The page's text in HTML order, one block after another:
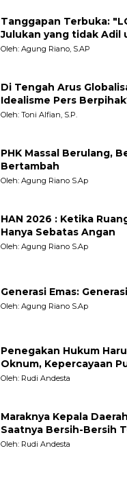
Tanggapan Terbuka:
Julukan yang tidak Adil untuk Wartawan,
Pengamat dan LSM
Oleh: Agung Riano, S.AP
Di Tengah Arus
Idealisme Pers
Oleh: Toni Alfian, S.P.
PHK Massal Berulang,
Bertambah
Oleh: Agung Riano S.Ap
HAN 2026 : Ketika
Hanya Sebatas Angan
Oleh: Agung Riano S.Ap
Generasi Emas:
Oleh: Agung Riano S.Ap
Penegakan Hukum
Oknum, Kepercayaan
Taruhannya
Oleh: Rudi Andesta
Maraknya Kepala
Saatnya Bersih-Bersih
Pemerintahan
Oleh: Rudi Andesta